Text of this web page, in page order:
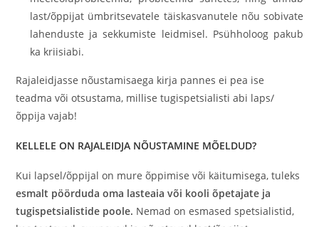
last/õppijat ümbritsevatele täiskasvanutele nõu sobivate
lahenduste ja sekkumiste leidmisel. Psühholoog pakub
ka kriisiabi.
Rajaleidjasse nõustamisaega kirja pannes ei pea ise
teadma või otsustama, millise tugispetsialisti abi laps/
õppija vajab!
KELLELE ON RAJALEIDJA NÕUSTAMINE MÕELDUD?
Kui lapsel/õppijal on mure õppimise või käitumisega, tuleks
esmalt pöörduda oma lasteaia või kooli õpetajate ja
tugispetsialistide poole. Nemad on esmased spetsialistid,